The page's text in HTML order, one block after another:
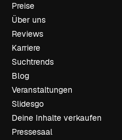
Preise
Über uns
Reviews
Karriere
Suchtrends
Blog
Veranstaltungen
Slidesgo
Deine Inhalte verkaufen
Pressesaal